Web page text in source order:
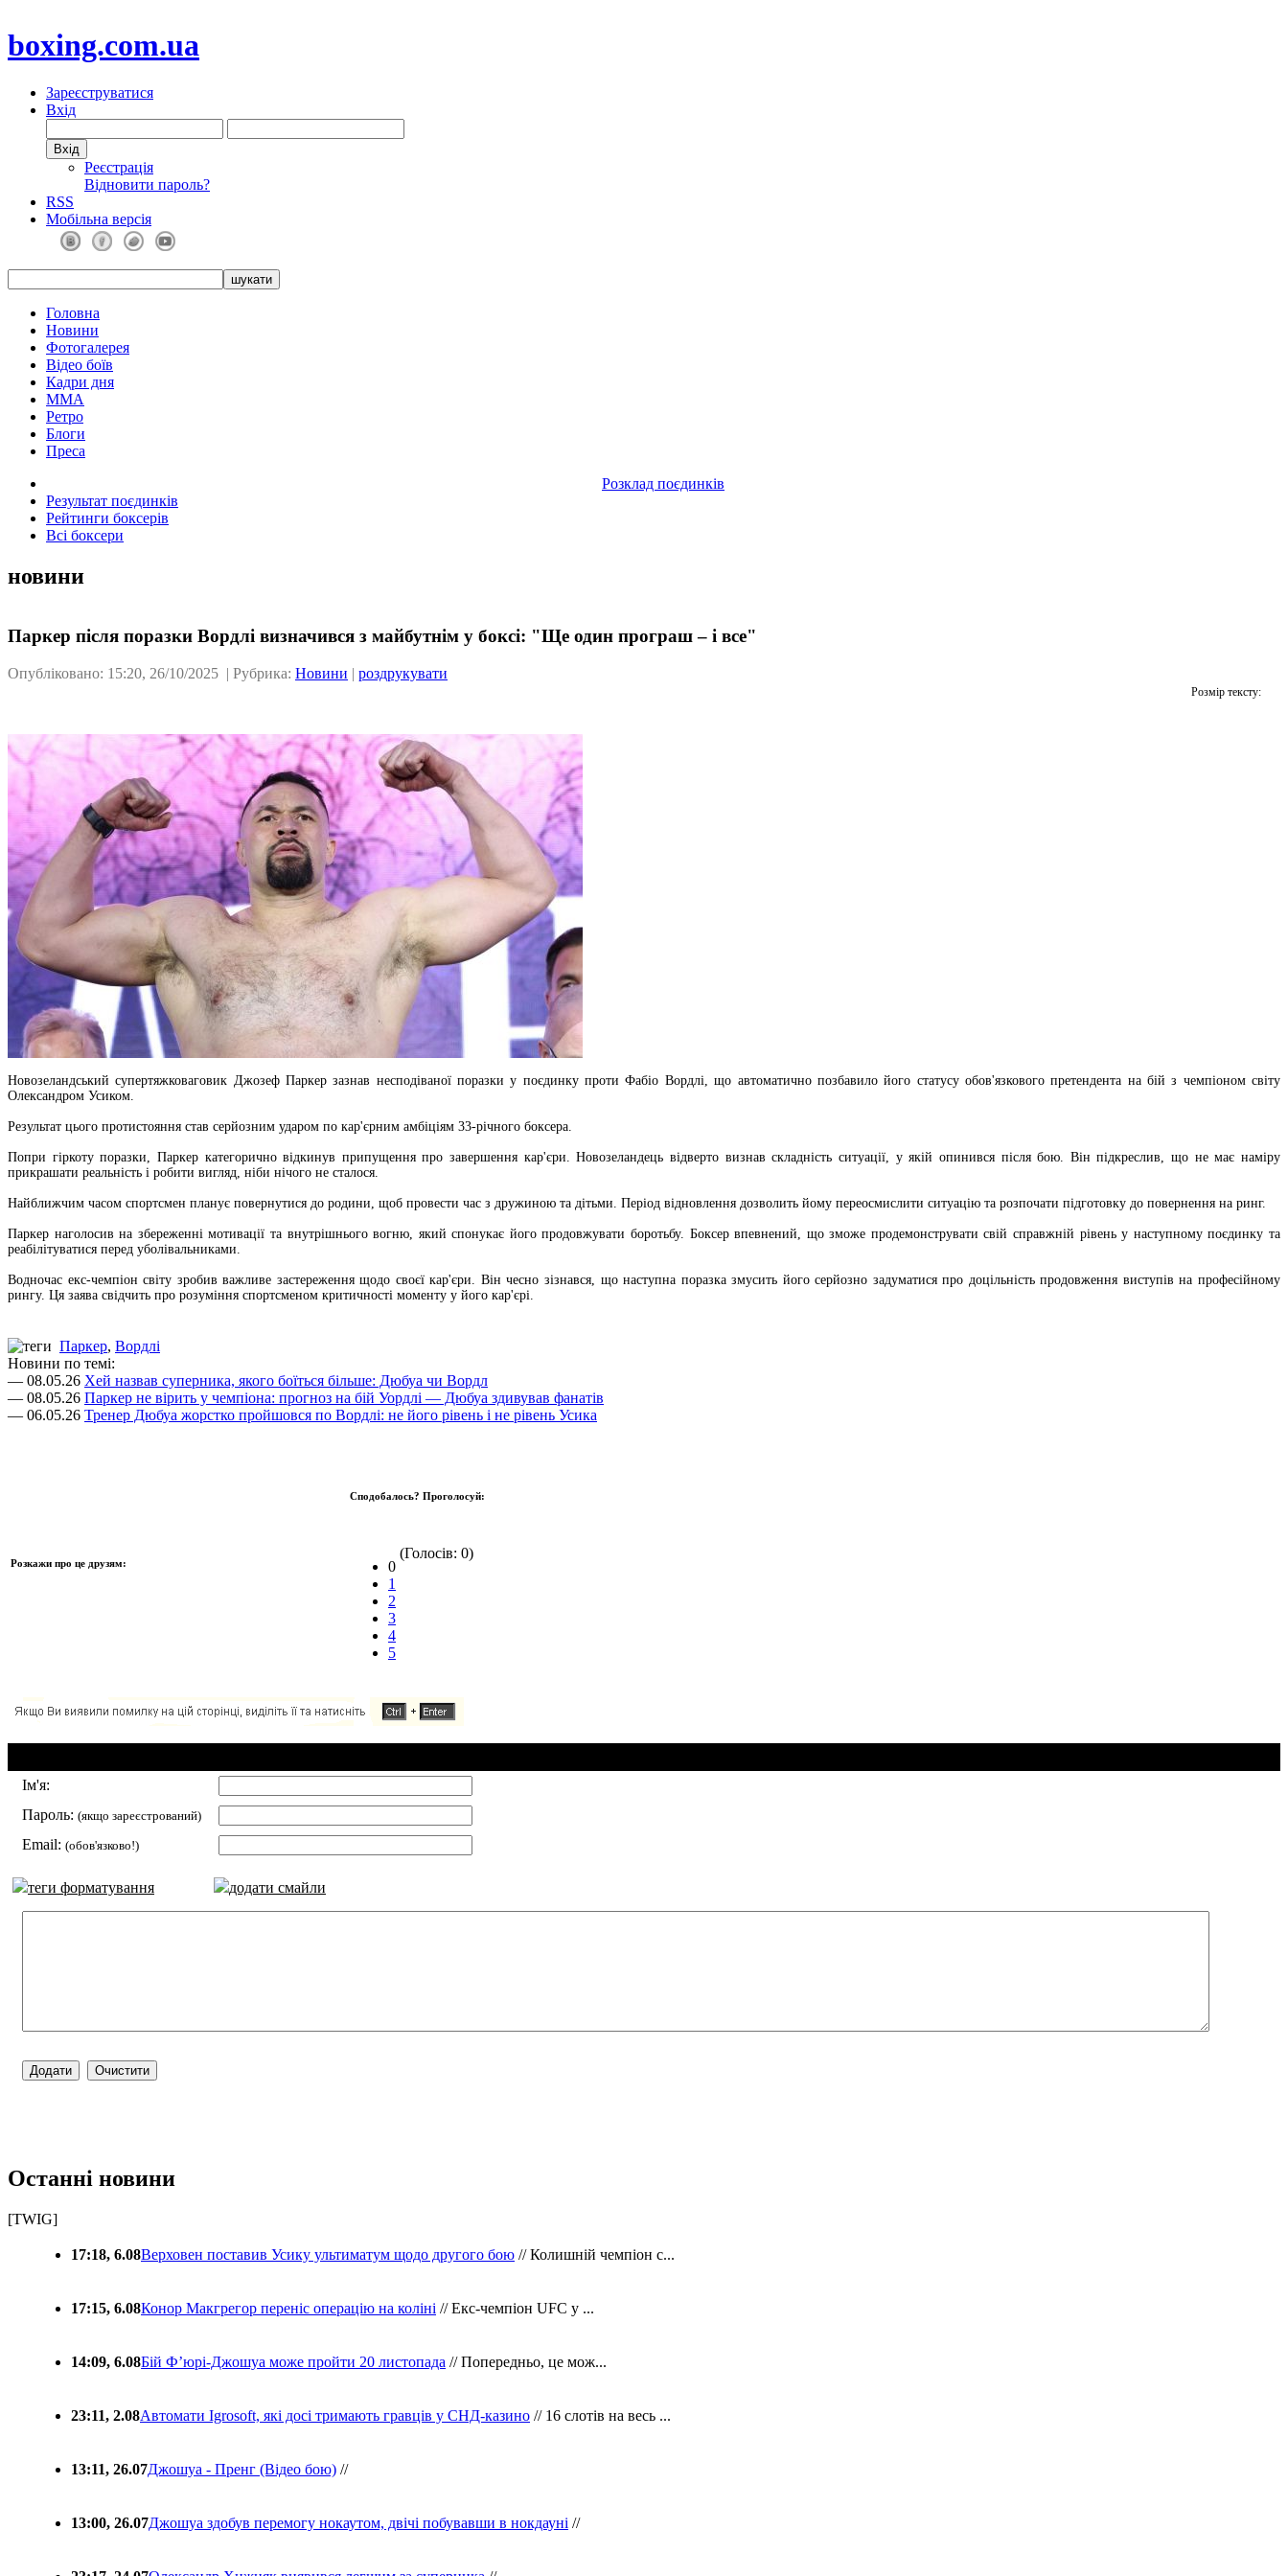
boxing.com.ua
Зареєструватися
Вхід
Реєстрація
Відновити пароль?
RSS
Мобільна версія
Головна
Новини
Фотогалерея
Відео боїв
Кадри дня
ММА
Ретро
Блоги
Преса
Розклад поєдинків
Результат поєдинків
Рейтинги боксерів
Всі боксери
новини
Паркер після поразки Вордлі визначився з майбутнім у боксі: "Ще один програш – і все"
Опубліковано: 15:20, 26/10/2025 | Рубрика: Новини | роздрукувати
Розмір тексту:
Новозеландський супертяжковаговик Джозеф Паркер зазнав несподіваної поразки у поєдинку проти Фабіо Вордлі, що автоматично позбавило його статусу обов'язкового претендента на бій з чемпіоном світу
Олександром Усиком.
Результат цього протистояння став серйозним ударом по кар'єрним амбіціям 33-річного боксера.
Попри гіркоту поразки, Паркер категорично відкинув припущення про завершення кар'єри. Новозеландець відверто визнав складність ситуації, у якій опинився після бою. Він підкреслив, що не має наміру
прикрашати реальність і робити вигляд, ніби нічого не сталося.
Найближчим часом спортсмен планує повернутися до родини, щоб провести час з дружиною та дітьми. Період відновлення дозволить йому переосмислити ситуацію та розпочати підготовку до повернення на ринг.
Паркер наголосив на збереженні мотивації та внутрішнього вогню, який спонукає його продовжувати боротьбу. Боксер впевнений, що зможе продемонструвати свій справжній рівень у наступному поєдинку та
реабілітуватися перед уболівальниками.
Водночас екс-чемпіон світу зробив важливе застереження щодо своєї кар'єри. Він чесно зізнався, що наступна поразка змусить його серйозно задуматися про доцільність продовження виступів на професійному
рингу. Ця заява свідчить про розуміння спортсменом критичності моменту у його кар'єрі.
Паркер, Вордлі
Новини по темі:
— 08.05.26 Хей назвав суперника, якого боїться більше: Дюбуа чи Вордл
— 08.05.26 Паркер не вірить у чемпіона: прогноз на бій Уордлі — Дюбуа здивував фанатів
— 06.05.26 Тренер Дюбуа жорстко пройшовся по Вордлі: не його рівень і не рівень Усика
Розкажи про це друзям:
Сподобалось? Проголосуй:
0
1
2
3
4
5
(Голосів: 0)
Ім'я:
Пароль: (якщо зареєстрований)
Email: (обов'язково!)
теги форматування додати смайли
Останні новини
[TWIG]
17:18, 6.08Верховен поставив Усику ультиматум щодо другого бою // Колишній чемпіон с...
17:15, 6.08Конор Макгрегор переніс операцію на коліні // Екс-чемпіон UFC у ...
14:09, 6.08Бій Ф’юрі-Джошуа може пройти 20 листопада // Попередньо, це мож...
23:11, 2.08Автомати Igrosoft, які досі тримають гравців у СНД-казино // 16 слотів на весь ...
13:11, 26.07Джошуа - Пренг (Відео бою) //
13:00, 26.07Джошуа здобув перемогу нокаутом, двічі побувавши в нокдауні //